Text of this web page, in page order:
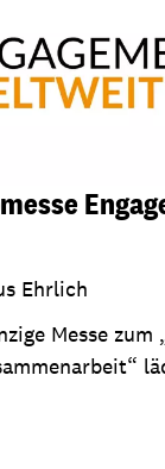
Ehrlich
Messe